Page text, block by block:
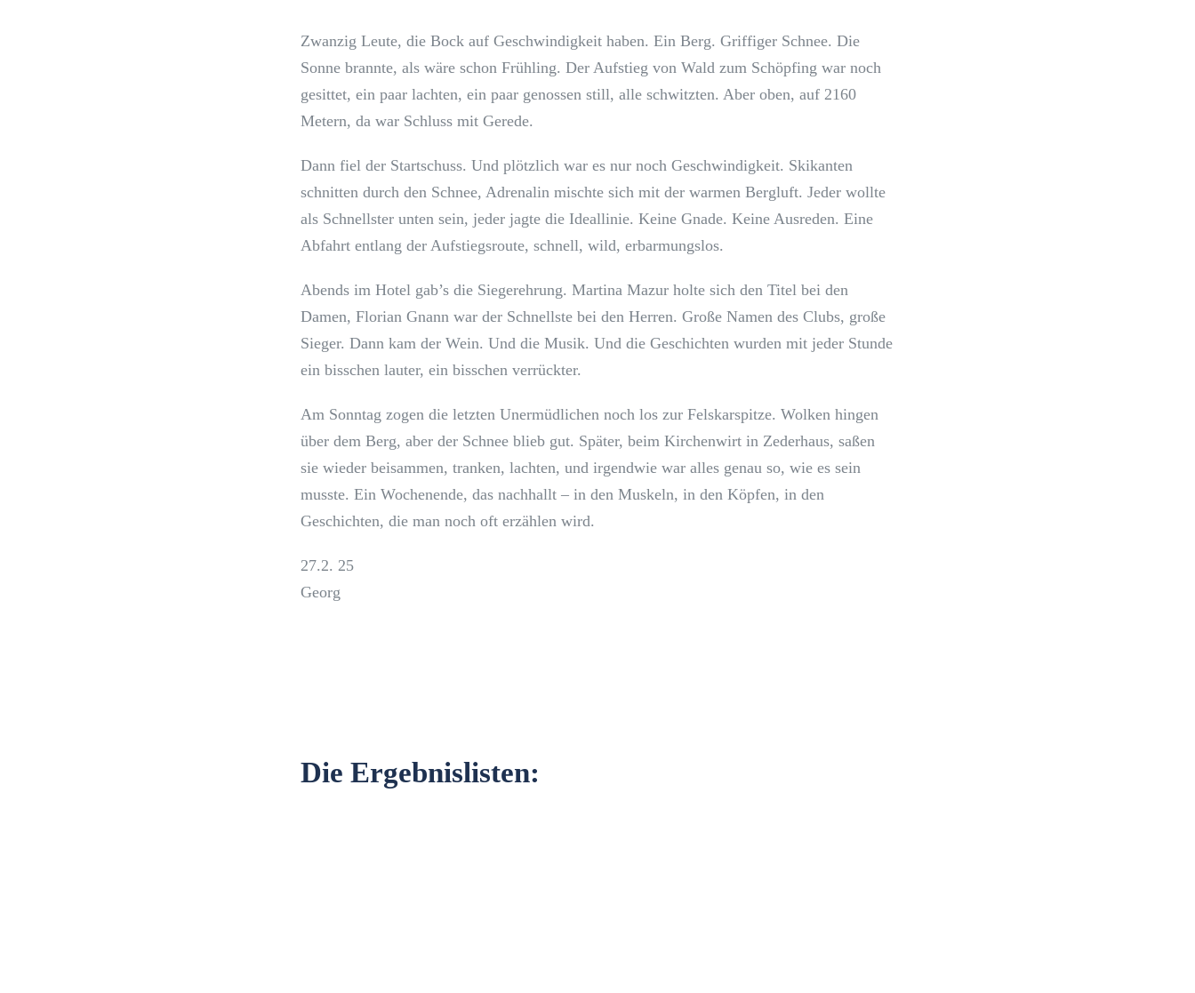
Zwanzig Leute, die Bock auf Geschwindigkeit haben. Ein Berg. Griffiger Schnee. Die
Sonne brannte, als wäre schon Frühling. Der Aufstieg von Wald zum Schöpfing war noch
gesittet, ein paar lachten, ein paar genossen still, alle schwitzten. Aber oben, auf 2160
Metern, da war Schluss mit Gerede.
Dann fiel der Startschuss. Und plötzlich war es nur noch Geschwindigkeit. Skikanten
schnitten durch den Schnee, Adrenalin mischte sich mit der warmen Bergluft. Jeder wollte
als Schnellster unten sein, jeder jagte die Ideallinie. Keine Gnade. Keine Ausreden. Eine
Abfahrt entlang der Aufstiegsroute, schnell, wild, erbarmungslos.
Abends im Hotel gab’s die Siegerehrung. Martina Mazur holte sich den Titel bei den
Damen, Florian Gnann war der Schnellste bei den Herren. Große Namen des Clubs, große
Sieger. Dann kam der Wein. Und die Musik. Und die Geschichten wurden mit jeder Stunde
ein bisschen lauter, ein bisschen verrückter.
Am Sonntag zogen die letzten Unermüdlichen noch los zur Felskarspitze. Wolken hingen
über dem Berg, aber der Schnee blieb gut. Später, beim Kirchenwirt in Zederhaus, saßen
sie wieder beisammen, tranken, lachten, und irgendwie war alles genau so, wie es sein
musste. Ein Wochenende, das nachhallt – in den Muskeln, in den Köpfen, in den
Geschichten, die man noch oft erzählen wird.
27.2. 25
Georg
Die Ergebnislisten: